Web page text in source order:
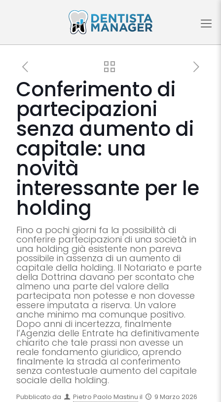
Conferimento di
partecipazioni
senza aumento di
capitale: una
novità
interessante per le
holding
Fino a pochi giorni fa la possibilità di
conferire partecipazioni di una società in
una holding già esistente non pareva
possibile in assenza di un aumento di
capitale della holding. Il Notariato e parte
della Dottrina davano per scontato che
almeno una parte del valore della
partecipata non potesse e non dovesse
essere imputata a riserva. Un valore
anche minimo ma comunque positivo.
Dopo anni di incertezza, finalmente
l’Agenzia delle Entrate ha definitivamente
chiarito che tale prassi non avesse un
reale fondamento giuridico, aprendo
finalmente la strada al conferimento
senza contestuale aumento del capitale
sociale della holding.
Pubblicato da Pietro Paolo Mastinu il 9 Marzo 2026